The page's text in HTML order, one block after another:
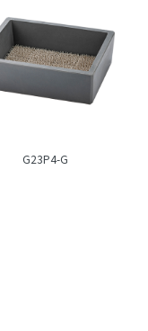
G23P4-G